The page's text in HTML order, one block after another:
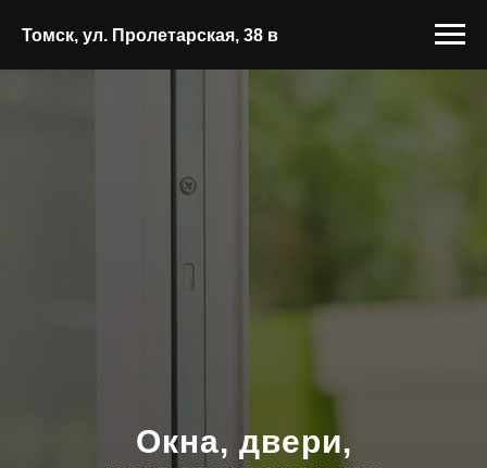
Томск, ул. Пролетарская, 38 в
Окна, двери,